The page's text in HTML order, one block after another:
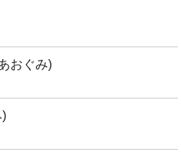
おぐみ)
)